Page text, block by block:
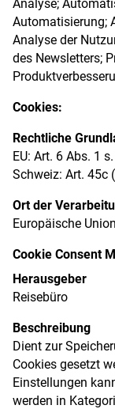
Automatisierung;
Analyse der
des Newsletters;
Cookies:
Rechtliche
EU: Art. 6 Abs. 1
Schweiz: Art. 45c
Ort der
Europäische Union
Cookie Consent
Herausgeber
Reisebüro
Beschreibung
Dient zur
Cookies gesetzt
Einstellungen
werden in